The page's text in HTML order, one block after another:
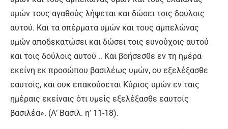
υμών τους αγαθούς λήψεται και δώσει τοις δούλοις
αυτού. Και τα σπέρματα υμών και τους αμπελώνας
υμών αποδεκατώσει και δώσει τοις ευνούχοις αυτού
και τοις δούλοις αυτού .. Και βοήσεσθε εν τη ημέρα
εκείνη εκ προσώπου βασιλέως υμών, ου εξελέξασθε
εαυτοίς, και ουκ επακούσεται Κύριος υμών εν ταις
ημέραις εκείναις ότι υμείς εξελέξασθε εαυτοίς
βασιλέα». (Α’ Βασιλ. η’ 11-18).